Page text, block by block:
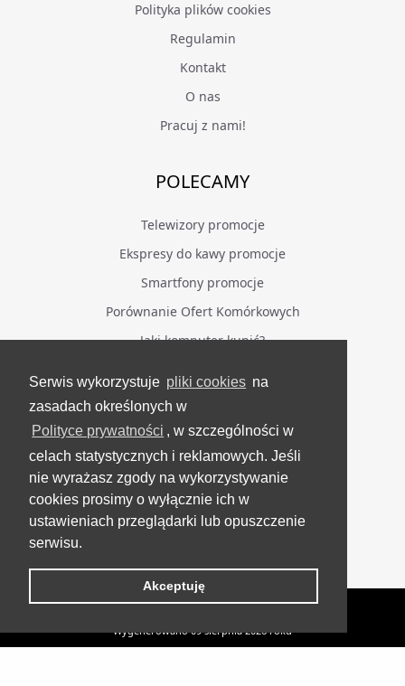
Serwis wykorzystuje pliki cookies na
zasadach określonych w
Polityce prywatności , w szczególności w
celach statystycznych i reklamowych. Jeśli
nie wyrażasz zgody na wykorzystywanie
cookies prosimy o wyłącznie ich w
ustawieniach przeglądarki lub opuszczenie
serwisu.
Akceptuję
Polityka plików cookies
Regulamin
Kontakt
O nas
Pracuj z nami!
POLECAMY
Telewizory promocje
Ekspresy do kawy promocje
Smartfony promocje
Porównanie Ofert Komórkowych
Jaki komputer kupić?
BĄDŹ NA BIEŻĄCO
Facebook
Grupa Testerzy Videotestów
YouTube
Twitter
VideoTesty.pl Wszelkie prawa zastrzeżone
Wygenerowano 09 sierpnia 2026 roku